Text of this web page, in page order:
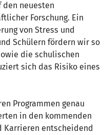
den neuesten
Forschung. Ein
von Stress und
Schülern fördern wir so
die schulischen
sich das Risiko eines
Programmen genau
in den kommenden
Karrieren entscheidend